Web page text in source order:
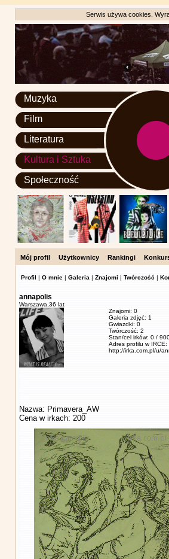
Serwis używa cookies.
Muzyka
Film
Literatura
Kultura i Sztuka
Społeczność
Mój profil Użytkownicy Rankingi
Profil | O mnie | Galeria | Znajomi | Twórczość |
annapolis
Warszawa, 36 lat
Znajomi: 0
Galeria zdjęć: 1
Gwiazdki: 0
Twórczość: 2
Stan/cel irków: 0 /
Adres profilu w IRCE:
http://irka.com.pl/u/
Nazwa: Primavera_AW
Cena w irkach: 200